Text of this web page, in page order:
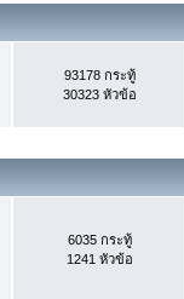
93178 กระทู้
30323 หัวข้อ
6035 กระทู้
1241 หัวข้อ